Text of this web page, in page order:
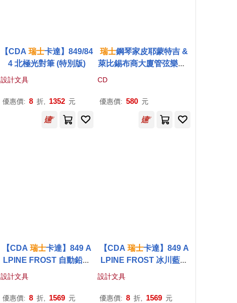
【CDA瑞士卡達】849/84
4 北極光對筆 (特別版)
設計文具
優惠價: 8 折, 1352 元
瑞士鋼琴家皮耶蒙特吉 &
萊比錫布商大廈管弦樂團 /
布拉姆斯第二號鋼琴協奏
si / Brahms: Piano Conc
mezzi Op. 117)
CD
優惠價: 580 元
【CDA瑞士卡達】849 A
LPINE FROST 自動鉛筆
(2025聖誕特別版) 冰川藍
設計文具
優惠價: 8 折, 1569 元
【CDA 瑞士卡達】849 A
LPINE FROST 冰川藍原
子筆(2025聖誕特別版) 冰
設計文具
優惠價: 8 折, 1569 元